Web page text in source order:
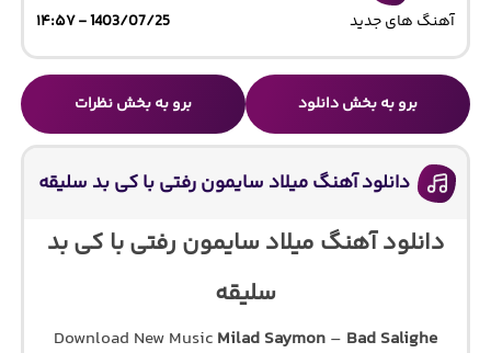
آهنگ های جدید
1403/07/25 - ۱۴:۵۷
برو به بخش دانلود برو به بخش نظرات
دانلود آهنگ میلاد سایمون رفتی با کی بد سلیقه
دانلود آهنگ میلاد سایمون رفتی با کی بد
سلیقه
Download New Music Milad Saymon – Bad Salighe